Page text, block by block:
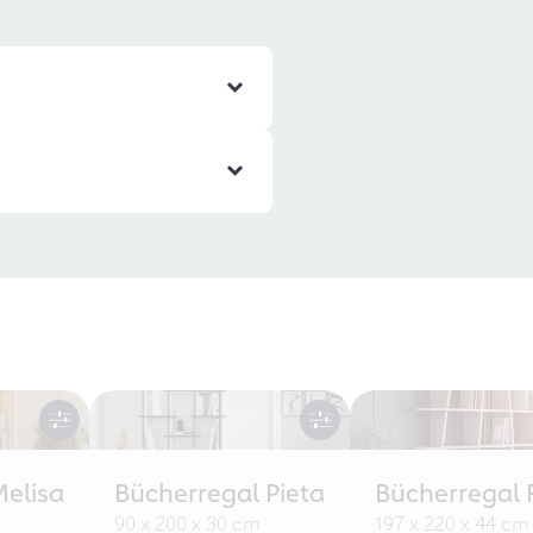
Bücherregal Pieta
90 x 200 x 30 cm
Bücherregal
197 x 220 x 44 cm